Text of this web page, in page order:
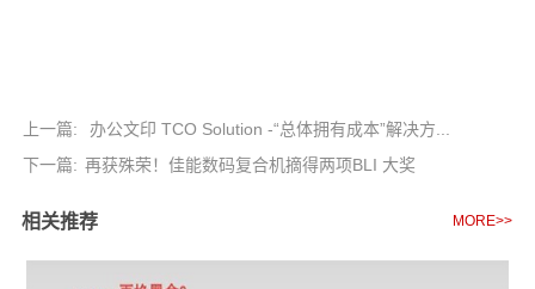
上一篇:
办公文印 TCO Solution -“总体拥有成本”解决方...
下一篇: 再获殊荣！佳能数码复合机摘得两项BLI 大奖
相关推荐 MORE>>